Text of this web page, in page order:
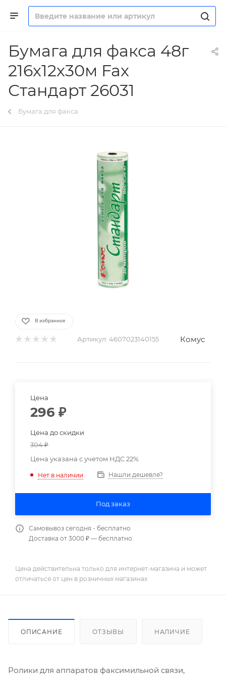
Бумага для факса 48г
216х12х30м Fax
Стандарт 26031
Бумага для факса
В избранное
Артикул: 4607023140155 Комус
Цена
296 ₽
Цена до скидки
304₽
Цена указана с учетом НДС 22%
Нет в наличии Нашли дешевле?
Под заказ
Самовывоз сегодня - бесплатно
Доставка от 3000 ₽ — бесплатно
Цена действительна только для интернет-магазина и может
отличаться от цен в розничных магазинах
ОПИСАНИЕ ОТЗЫВЫ НАЛИЧИЕ
Ролики для аппаратов факсимильной связи,